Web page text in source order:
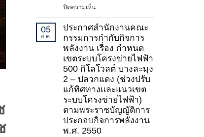
2569
ปิดความเห็นบน
สำนักงาน
คณะ
กรรมการ
กำกับ
กิจการ
พลังงาน
เรื่อง
กำหนด
เขต
ระบบ
โครง
ข่าย
05
ส.ค.
ประกาศสำนักงานคณะ
กรรมการกำกับกิจการ
พลังงาน เรื่อง กำหนด
เขตระบบโครงข่ายไฟฟ้า
500 กิโลโวลต์ บางละมุง
2 – ปลวกแดง (ช่วงปรับ
แก้ทิศทางและแนวเขต
ระบบโครงข่ายไฟฟ้า)
ตามพระราชบัญญัติการ
ประกอบกิจการพลังงาน
พ.ศ. 2550